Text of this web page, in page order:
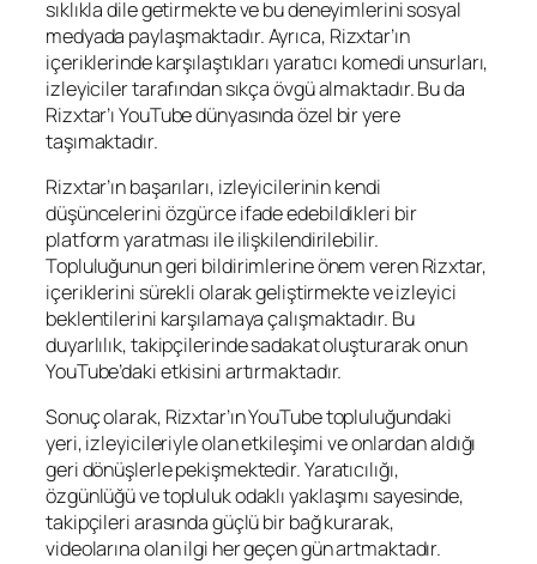
sıklıkla dile getirmekte ve bu deneyimlerini sosyal
medyada paylaşmaktadır. Ayrıca, Rizxtar’ın
içeriklerinde karşılaştıkları yaratıcı komedi unsurları,
izleyiciler tarafından sıkça övgü almaktadır. Bu da
Rizxtar’ı YouTube dünyasında özel bir yere
taşımaktadır.
Rizxtar’ın başarıları, izleyicilerinin kendi
düşüncelerini özgürce ifade edebildikleri bir
platform yaratması ile ilişkilendirilebilir.
Topluluğunun geri bildirimlerine önem veren Rizxtar,
içeriklerini sürekli olarak geliştirmekte ve izleyici
beklentilerini karşılamaya çalışmaktadır. Bu
duyarlılık, takipçilerinde sadakat oluşturarak onun
YouTube’daki etkisini artırmaktadır.
Sonuç olarak, Rizxtar’ın YouTube topluluğundaki
yeri, izleyicileriyle olan etkileşimi ve onlardan aldığı
geri dönüşlerle pekişmektedir. Yaratıcılığı,
özgünlüğü ve topluluk odaklı yaklaşımı sayesinde,
takipçileri arasında güçlü bir bağ kurarak,
videolarına olan ilgi her geçen gün artmaktadır.